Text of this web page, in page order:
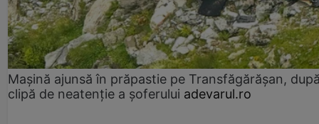
Mașină ajunsă în prăpastie pe Transfăgărășan,
clipă de neatenție a șoferului adevarul.ro